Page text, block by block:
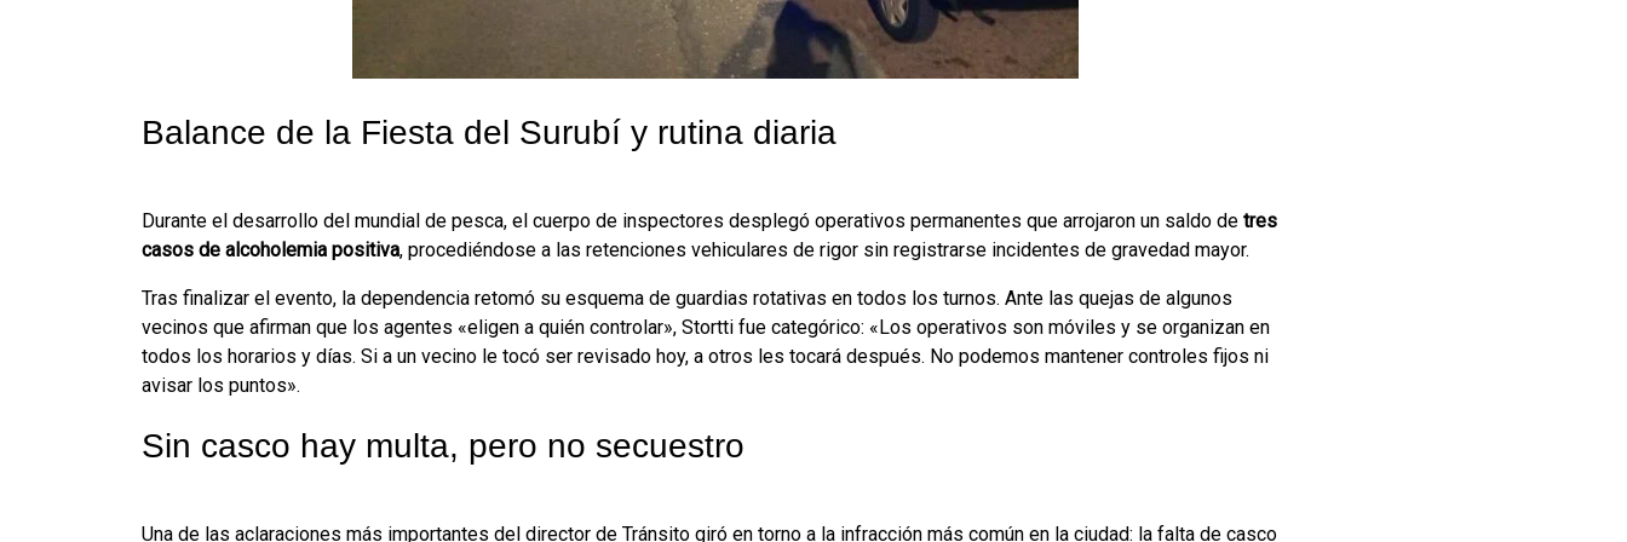
Balance de la Fiesta del Surubí y rutina diaria
Durante el desarrollo del mundial de pesca, el cuerpo de inspectores desplegó operativos permanentes que arrojaron un saldo de tres
casos de alcoholemia positiva, procediéndose a las retenciones vehiculares de rigor sin registrarse incidentes de gravedad mayor.
Tras finalizar el evento, la dependencia retomó su esquema de guardias rotativas en todos los turnos. Ante las quejas de algunos
vecinos que afirman que los agentes «eligen a quién controlar», Stortti fue categórico: «Los operativos son móviles y se organizan en
todos los horarios y días. Si a un vecino le tocó ser revisado hoy, a otros les tocará después. No podemos mantener controles fijos ni
avisar los puntos».
Sin casco hay multa, pero no secuestro
Una de las aclaraciones más importantes del director de Tránsito giró en torno a la infracción más común en la ciudad: la falta de casco